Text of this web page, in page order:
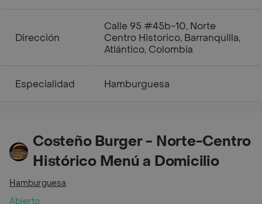
Dirección
Calle 95 #45b-10, Norte
Centro Historico, Barranquilla,
Atlántico, Colombia
Especialidad Hamburguesa
Costeño Burger - Norte-Centro
Histórico Menú a Domicilio
Hamburguesa
Abierto